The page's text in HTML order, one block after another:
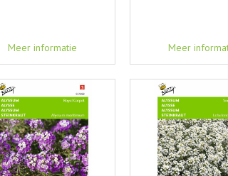
Meer informatie Meer